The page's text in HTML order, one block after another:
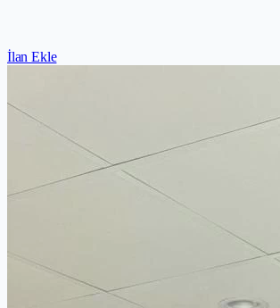
İlan Ekle